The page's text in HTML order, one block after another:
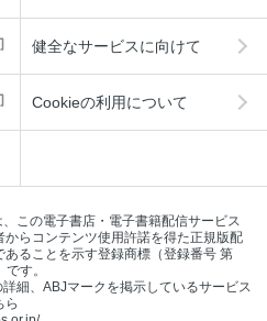
健全なサービスに向けて
Cookieの利用について
この電子書店・電子書籍配信サービス
からコンテンツ使用許諾を得た正規版配
あることを示す登録商標（登録番号 第
す。
細、ABJマークを掲示しているサービス
ら